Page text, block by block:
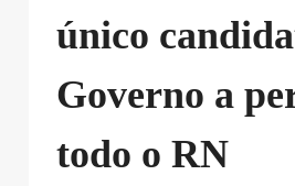
único
Governo a
todo o RN